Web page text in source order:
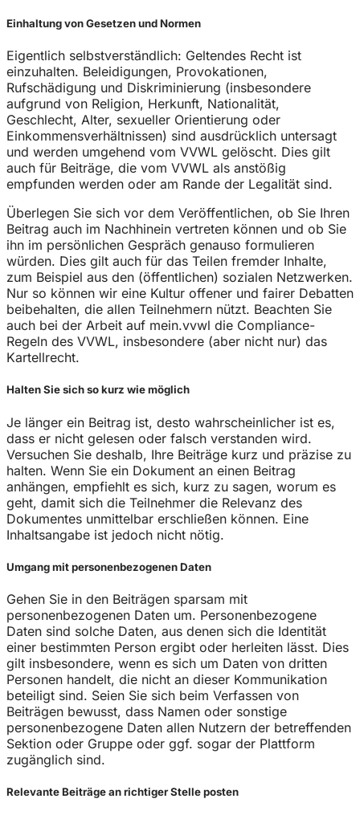
Einhaltung von Gesetzen und Normen
Eigentlich selbstverständlich: Geltendes Recht ist
einzuhalten. Beleidigungen, Provokationen,
Rufschädigung und Diskriminierung (insbesondere
aufgrund von Religion, Herkunft, Nationalität,
Geschlecht, Alter, sexueller Orientierung oder
Einkommensverhältnissen) sind ausdrücklich untersagt
und werden umgehend vom VVWL gelöscht. Dies gilt
auch für Beiträge, die vom VVWL als anstößig
empfunden werden oder am Rande der Legalität sind.
Überlegen Sie sich vor dem Veröffentlichen, ob Sie Ihren
Beitrag auch im Nachhinein vertreten können und ob Sie
ihn im persönlichen Gespräch genauso formulieren
würden. Dies gilt auch für das Teilen fremder Inhalte,
zum Beispiel aus den (öffentlichen) sozialen Netzwerken.
Nur so können wir eine Kultur offener und fairer Debatten
beibehalten, die allen Teilnehmern nützt. Beachten Sie
auch bei der Arbeit auf mein.vvwl die Compliance-
Regeln des VVWL, insbesondere (aber nicht nur) das
Kartellrecht.
Halten Sie sich so kurz wie möglich
Je länger ein Beitrag ist, desto wahrscheinlicher ist es,
dass er nicht gelesen oder falsch verstanden wird.
Versuchen Sie deshalb, Ihre Beiträge kurz und präzise zu
halten. Wenn Sie ein Dokument an einen Beitrag
anhängen, empfiehlt es sich, kurz zu sagen, worum es
geht, damit sich die Teilnehmer die Relevanz des
Dokumentes unmittelbar erschließen können. Eine
Inhaltsangabe ist jedoch nicht nötig.
Umgang mit personenbezogenen Daten
Gehen Sie in den Beiträgen sparsam mit
personenbezogenen Daten um. Personenbezogene
Daten sind solche Daten, aus denen sich die Identität
einer bestimmten Person ergibt oder herleiten lässt. Dies
gilt insbesondere, wenn es sich um Daten von dritten
Personen handelt, die nicht an dieser Kommunikation
beteiligt sind. Seien Sie sich beim Verfassen von
Beiträgen bewusst, dass Namen oder sonstige
personenbezogene Daten allen Nutzern der betreffenden
Sektion oder Gruppe oder ggf. sogar der Plattform
zugänglich sind.
Relevante Beiträge an richtiger Stelle posten